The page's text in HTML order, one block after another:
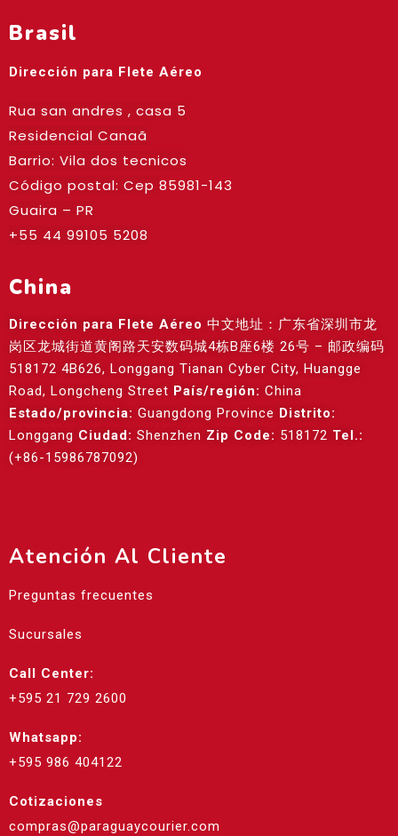
Brasil
Dirección para Flete Aéreo
Rua san andres , casa 5
Residencial Canaã
Barrio: Vila dos tecnicos
Código postal: Cep 85981-143
Guaira – PR
+55 44 99105 5208
China
Dirección para Flete Aéreo 中文地址：广东省深圳市龙
岗区龙城街道黄阁路天安数码城4栋B座6楼 26号 – 邮政编码
518172 4B626, Longgang Tianan Cyber City, Huangge
Road, Longcheng Street País/región: China
Estado/provincia: Guangdong Province Distrito:
Longgang Ciudad: Shenzhen Zip Code: 518172 Tel.:
(+86-15986787092)
Atención Al Cliente
Preguntas frecuentes
Sucursales
Call Center:
+595 21 729 2600
Whatsapp:
+595 986 404122
Cotizaciones
compras@paraguaycourier.com